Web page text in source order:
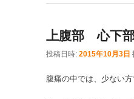
上腹部 心下
投稿日時: 2015年10月3日
腹痛の中では、少ない